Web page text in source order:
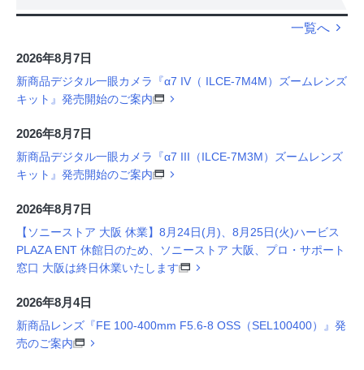
一覧へ
2026年8月7日
新商品デジタル一眼カメラ『α7 IV（ ILCE-7M4M）ズームレンズ
キット』発売開始のご案内
2026年8月7日
新商品デジタル一眼カメラ『α7 III（ILCE-7M3M）ズームレンズ
キット』発売開始のご案内
2026年8月7日
【ソニーストア 大阪 休業】8月24日(月)、8月25日(火)ハービス
PLAZA ENT 休館日のため、ソニーストア 大阪、プロ・サポート
窓口 大阪は終日休業いたします
2026年8月4日
新商品レンズ『FE 100-400mm F5.6-8 OSS（SEL100400）』発
売のご案内